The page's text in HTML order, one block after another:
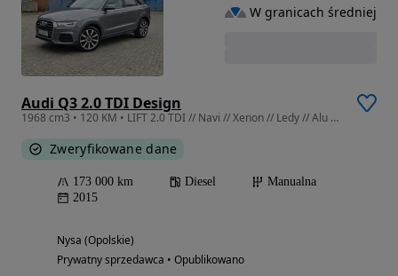
Audi Q3 2.0 TDI Design
1968 cm3 • 120 KM • LIFT 2.0 TDI // Navi // Xenon // Ledy // Alu 19 // 2 x PDC //
Zweryfikowane dane
173 000 km Diesel
Manualna
2015
Nysa (Opolskie)
Prywatny sprzedawca • Opublikowano
W granicach średniej